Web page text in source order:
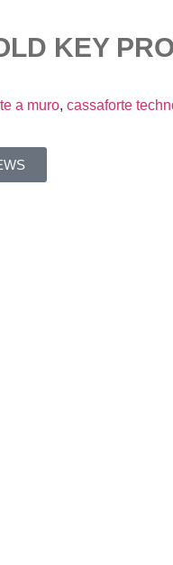
KEY
a muro, cassaforte